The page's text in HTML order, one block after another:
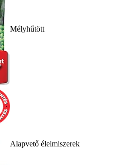
Mélyhűtött
Alapvető élelmiszerek